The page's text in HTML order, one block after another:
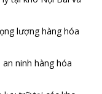
lượng hàng hóa
ninh hàng hóa